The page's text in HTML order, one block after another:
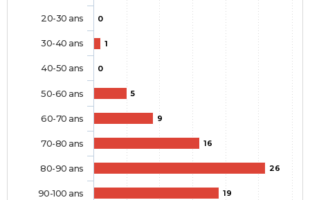
0
1
0
5
9
16
26
19
20-30 ans
30-40 ans
40-50 ans
50-60 ans
60-70 ans
70-80 ans
80-90 ans
90-100 ans